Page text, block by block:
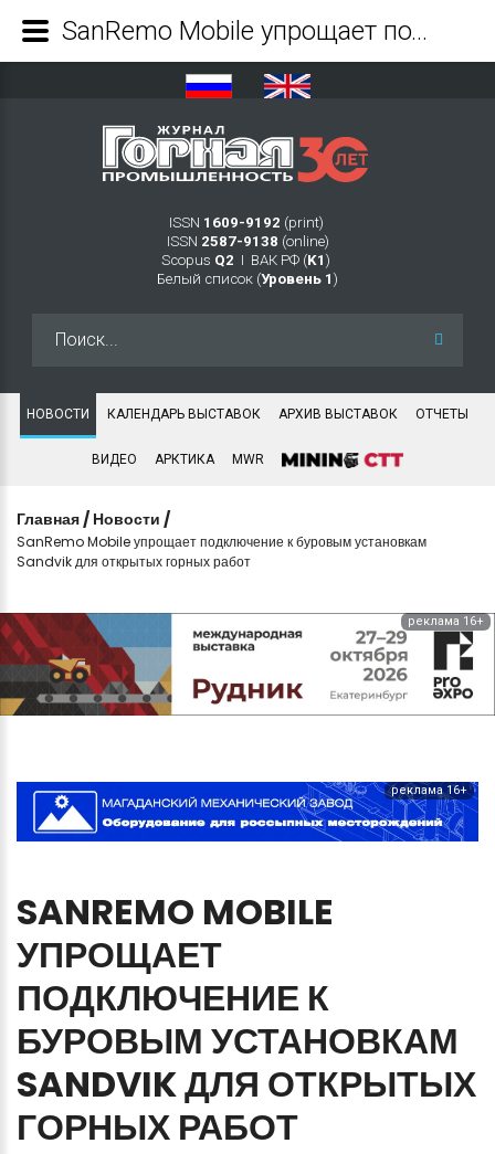
ISSN 1609-9192 (print)
ISSN 2587-9138 (online)
Scopus Q2 Ι ВАК РФ (K1 )
Белый список (Уровень 1 )
НОВОСТИ КАЛЕНДАРЬ ВЫСТАВОК АРХИВ ВЫСТАВОК ОТЧЕТЫ
ВИДЕО АРКТИКА MWR
Главная / Новости /
SanRemo Mobile упрощает подключение к буровым установкам
Sandvik для открытых горных работ
реклама 16+
реклама 16+
SANREMO MOBILE
УПРОЩАЕТ
ПОДКЛЮЧЕНИЕ К
БУРОВЫМ УСТАНОВКАМ
SANDVIKДЛЯ ОТКРЫТЫХ
ГОРНЫХ РАБОТ
SanRemo Mobile упрощает подключение к буровым установкам Sandvik для открытых горных работ - Журнал Горная промышленность